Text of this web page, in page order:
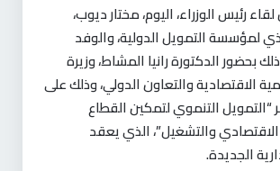
رئيس الوزراء، اليوم، مختار ديوب،
لمؤسسة التمويل الدولية، والوفد
بحضور الدكتورة رانيا المشاط، وزيرة
الاقتصادية والتعاون الدولي، وذلك على
التنموي لتمكين القطاع
والتشغيل”، الذي يعقد
الجديدة.